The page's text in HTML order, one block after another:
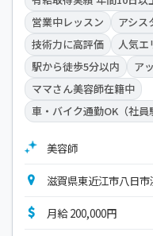
営業中レッスン
アシス
技術力に高評価
人気
駅から徒歩5分以内
ア
ママさん美容師在籍中
車・バイク通勤OK（社員
美容師
滋賀県東近江市八日
月給 200,000円